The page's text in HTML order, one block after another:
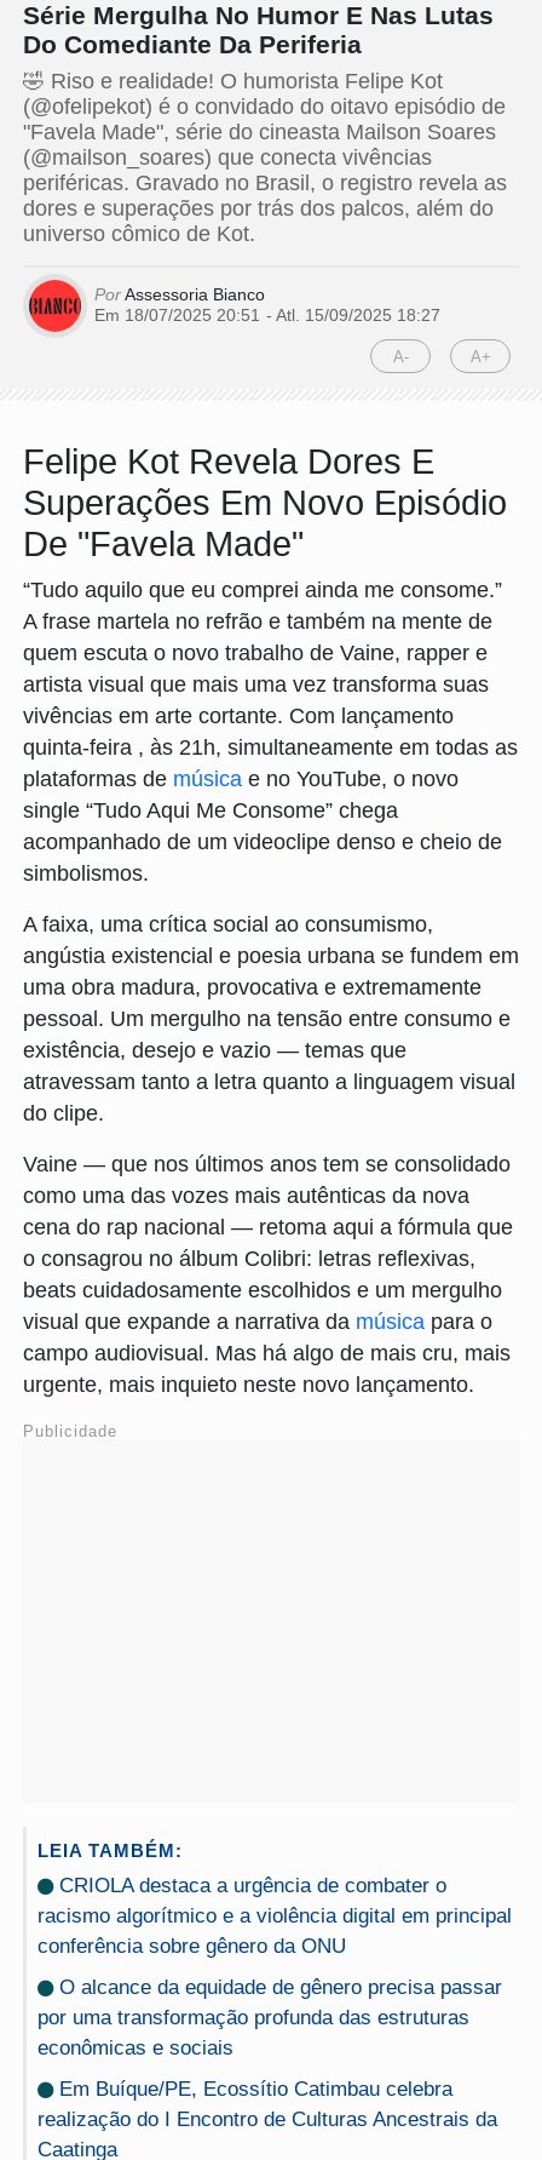
Série Mergulha No Humor E Nas Lutas
Do Comediante Da Periferia
🤣 Riso e realidade! O humorista Felipe Kot
(@ofelipekot) é o convidado do oitavo episódio de
"Favela Made", série do cineasta Mailson Soares
(@mailson_soares) que conecta vivências
periféricas. Gravado no Brasil, o registro revela as
dores e superações por trás dos palcos, além do
universo cômico de Kot.
Por Assessoria Bianco
Em 18/07/2025 20:51 - Atl. 15/09/2025 18:27
A- A+
Felipe Kot Revela Dores E
Superações Em Novo Episódio
De "Favela Made"
“Tudo aquilo que eu comprei ainda me consome.”
A frase martela no refrão e também na mente de
quem escuta o novo trabalho de Vaine, rapper e
artista visual que mais uma vez transforma suas
vivências em arte cortante. Com lançamento
quinta-feira , às 21h, simultaneamente em todas as
plataformas de música e no YouTube, o novo
single “Tudo Aqui Me Consome” chega
acompanhado de um videoclipe denso e cheio de
simbolismos.
A faixa, uma crítica social ao consumismo,
angústia existencial e poesia urbana se fundem em
uma obra madura, provocativa e extremamente
pessoal. Um mergulho na tensão entre consumo e
existência, desejo e vazio — temas que
atravessam tanto a letra quanto a linguagem visual
do clipe.
Vaine — que nos últimos anos tem se consolidado
como uma das vozes mais autênticas da nova
cena do rap nacional — retoma aqui a fórmula que
o consagrou no álbum Colibri: letras reflexivas,
beats cuidadosamente escolhidos e um mergulho
visual que expande a narrativa da música para o
campo audiovisual. Mas há algo de mais cru, mais
urgente, mais inquieto neste novo lançamento.
Publicidade
LEIA TAMBÉM:
CRIOLA destaca a urgência de combater o
racismo algorítmico e a violência digital em principal
conferência sobre gênero da ONU
O alcance da equidade de gênero precisa passar
por uma transformação profunda das estruturas
econômicas e sociais
Em Buíque/PE, Ecossítio Catimbau celebra
realização do I Encontro de Culturas Ancestrais da
Caatinga